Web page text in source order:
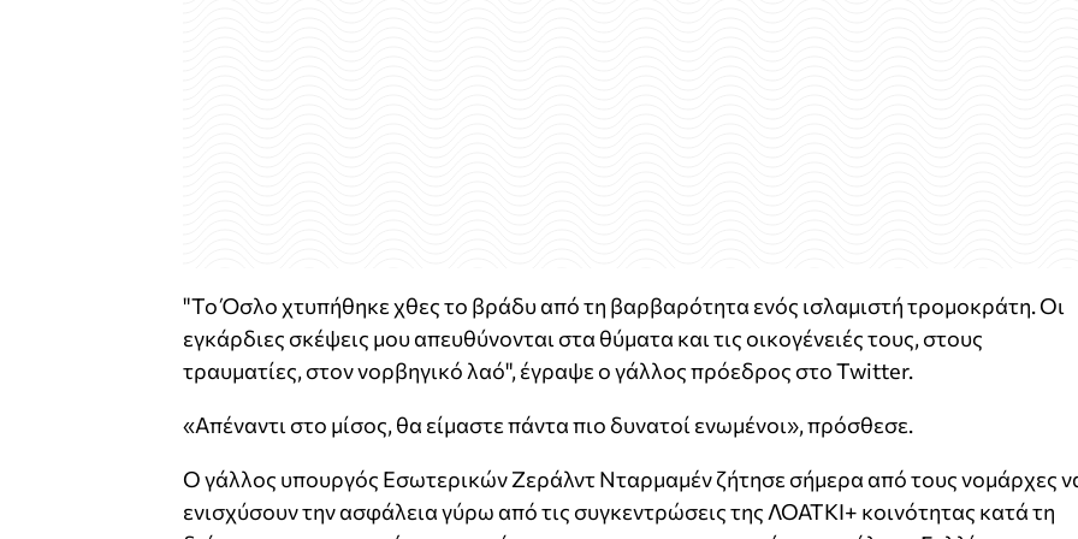
"Το Όσλο χτυπήθηκε χθες το βράδυ από τη βαρβαρότητα ενός ισλαμιστή τρομοκράτη. Οι
εγκάρδιες σκέψεις μου απευθύνονται στα θύματα και τις οικογένειές τους, στους
τραυματίες, στον νορβηγικό λαό", έγραψε ο γάλλος πρόεδρος στο Twitter.
«Απέναντι στο μίσος, θα είμαστε πάντα πιο δυνατοί ενωμένοι», πρόσθεσε.
Ο γάλλος υπουργός Εσωτερικών Ζεράλντ Νταρμαμέν ζήτησε σήμερα από τους νομάρχες
ενισχύσουν την ασφάλεια γύρω από τις συγκεντρώσεις της ΛΟΑΤΚΙ+ κοινότητας κατά τη